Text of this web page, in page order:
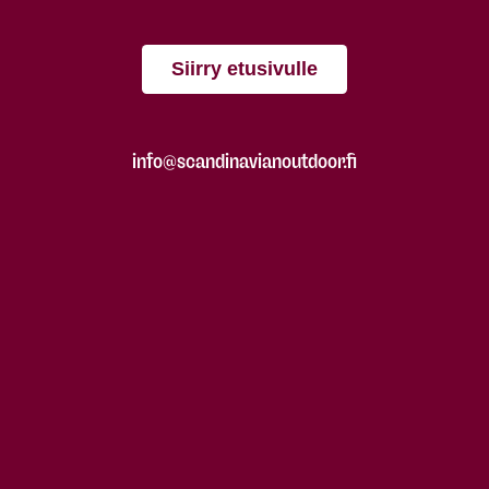
Siirry etusivulle
info@scandinavianoutdoor.fi